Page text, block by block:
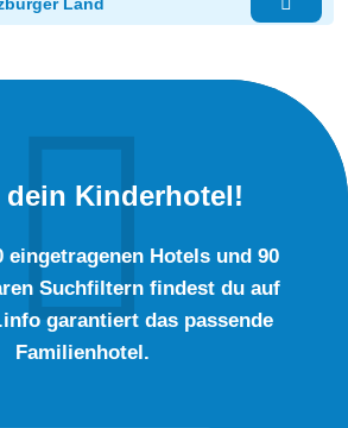
Land
dein Kinderhotel!
eingetragenen Hotels und 90
Suchfiltern findest du auf
garantiert das passende
Familienhotel.